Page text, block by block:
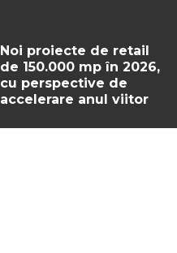
Noi proiecte de retail
de 150.000 mp în 2026,
cu perspective de
accelerare anul viitor